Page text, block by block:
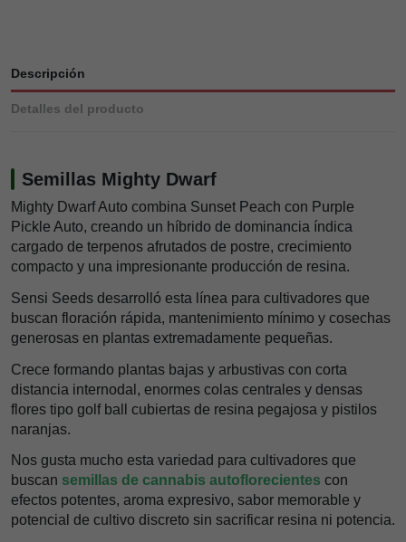
Descripción
Detalles del producto
Semillas Mighty Dwarf
Mighty Dwarf Auto combina Sunset Peach con Purple
Pickle Auto, creando un híbrido de dominancia índica
cargado de terpenos afrutados de postre, crecimiento
compacto y una impresionante producción de resina.
Sensi Seeds desarrolló esta línea para cultivadores que
buscan floración rápida, mantenimiento mínimo y cosechas
generosas en plantas extremadamente pequeñas.
Crece formando plantas bajas y arbustivas con corta
distancia internodal, enormes colas centrales y densas
flores tipo golf ball cubiertas de resina pegajosa y pistilos
naranjas.
Nos gusta mucho esta variedad para cultivadores que
buscan semillas de cannabis autoflorecientes con
efectos potentes, aroma expresivo, sabor memorable y
potencial de cultivo discreto sin sacrificar resina ni potencia.